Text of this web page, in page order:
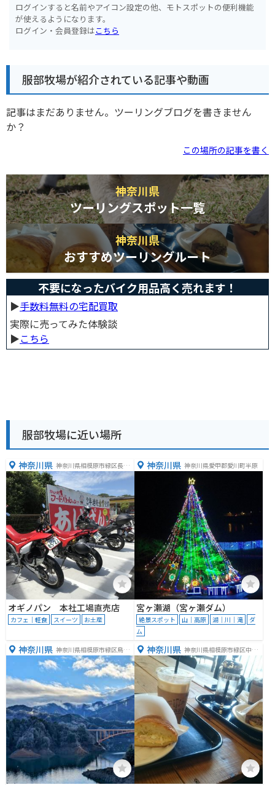
ログインすると名前やアイコン設定の他、モトスポットの便利機能
が使えるようになります。
ログイン・会員登録はこちら
服部牧場が紹介されている記事や動画
記事はまだありません。ツーリングブログを書きません
か？
この場所の記事を書く
神奈川県
ツーリングスポット一覧
神奈川県
おすすめツーリングルート
不要になったバイク用品高く売れます！
▶︎手数料無料の宅配買取
実際に売ってみた体験談
▶︎こちら
服部牧場に近い場所
神奈川県 神奈川県相模原市緑区長竹
２８４１
オギノパン 本社工場直売店
カフェ｜軽食 スイーツ お土産
神奈川県 神奈川県愛甲郡愛川町半原
宮ヶ瀬湖（宮ヶ瀬ダム）
絶景スポット 山｜高原 湖｜川｜滝
ダ
ム
神奈川県 神奈川県相模原市緑区鳥屋
１６７４
神奈川県 神奈川県相模原市緑区中野
１８９０−１